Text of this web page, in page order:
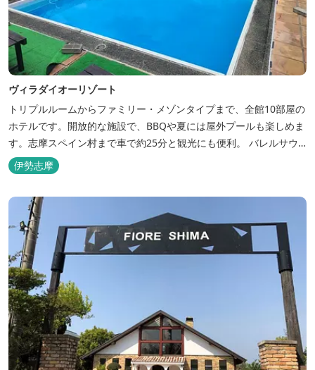
ヴィラダイオーリゾート
トリプルルームからファミリー・メゾンタイプまで、全館10部屋の
ホテルです。開放的な施設で、BBQや夏には屋外プールも楽しめま
す。志摩スペイン村まで車で約25分と観光にも便利。 バレルサウ
ナをはじめました。
伊勢志摩